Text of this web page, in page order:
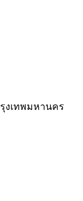
งเทพมหานคร